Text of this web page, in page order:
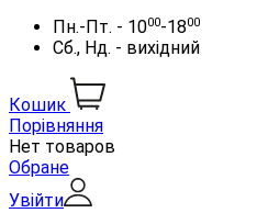
Пн.-Пт. - 1000-1800
Сб., Нд. - вихідний
Кошик
Порівняння
Нет товаров
Обране
Увійти